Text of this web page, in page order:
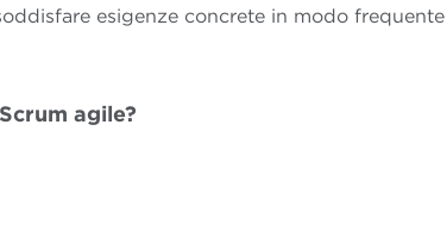
esigenze concrete in modo
agile?